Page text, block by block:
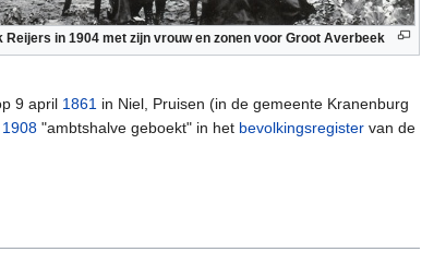
Reijers in 1904 met zijn vrouw en zonen voor Groot Averbeek
9 april 1861 in Niel, Pruisen (in de gemeente Kranenburg
1908 "ambtshalve geboekt" in het bevolkingsregister van de